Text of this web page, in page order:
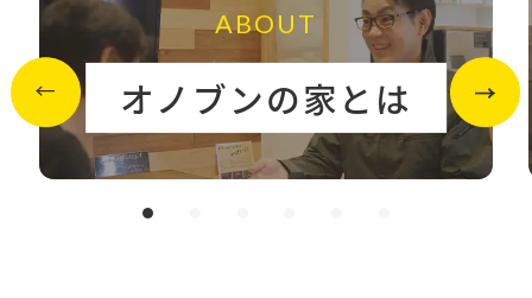
ABOUT
オノブンの家とは